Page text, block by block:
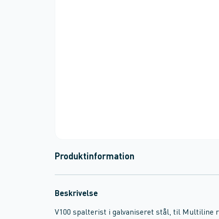
Produktinformation
Beskrivelse
V100 spalterist i galvaniseret stål, til Multiline